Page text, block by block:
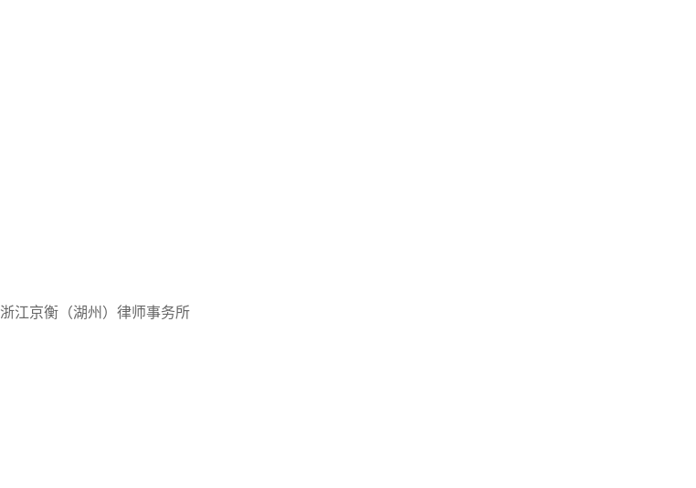
浙江京衡（湖州）律师事务所